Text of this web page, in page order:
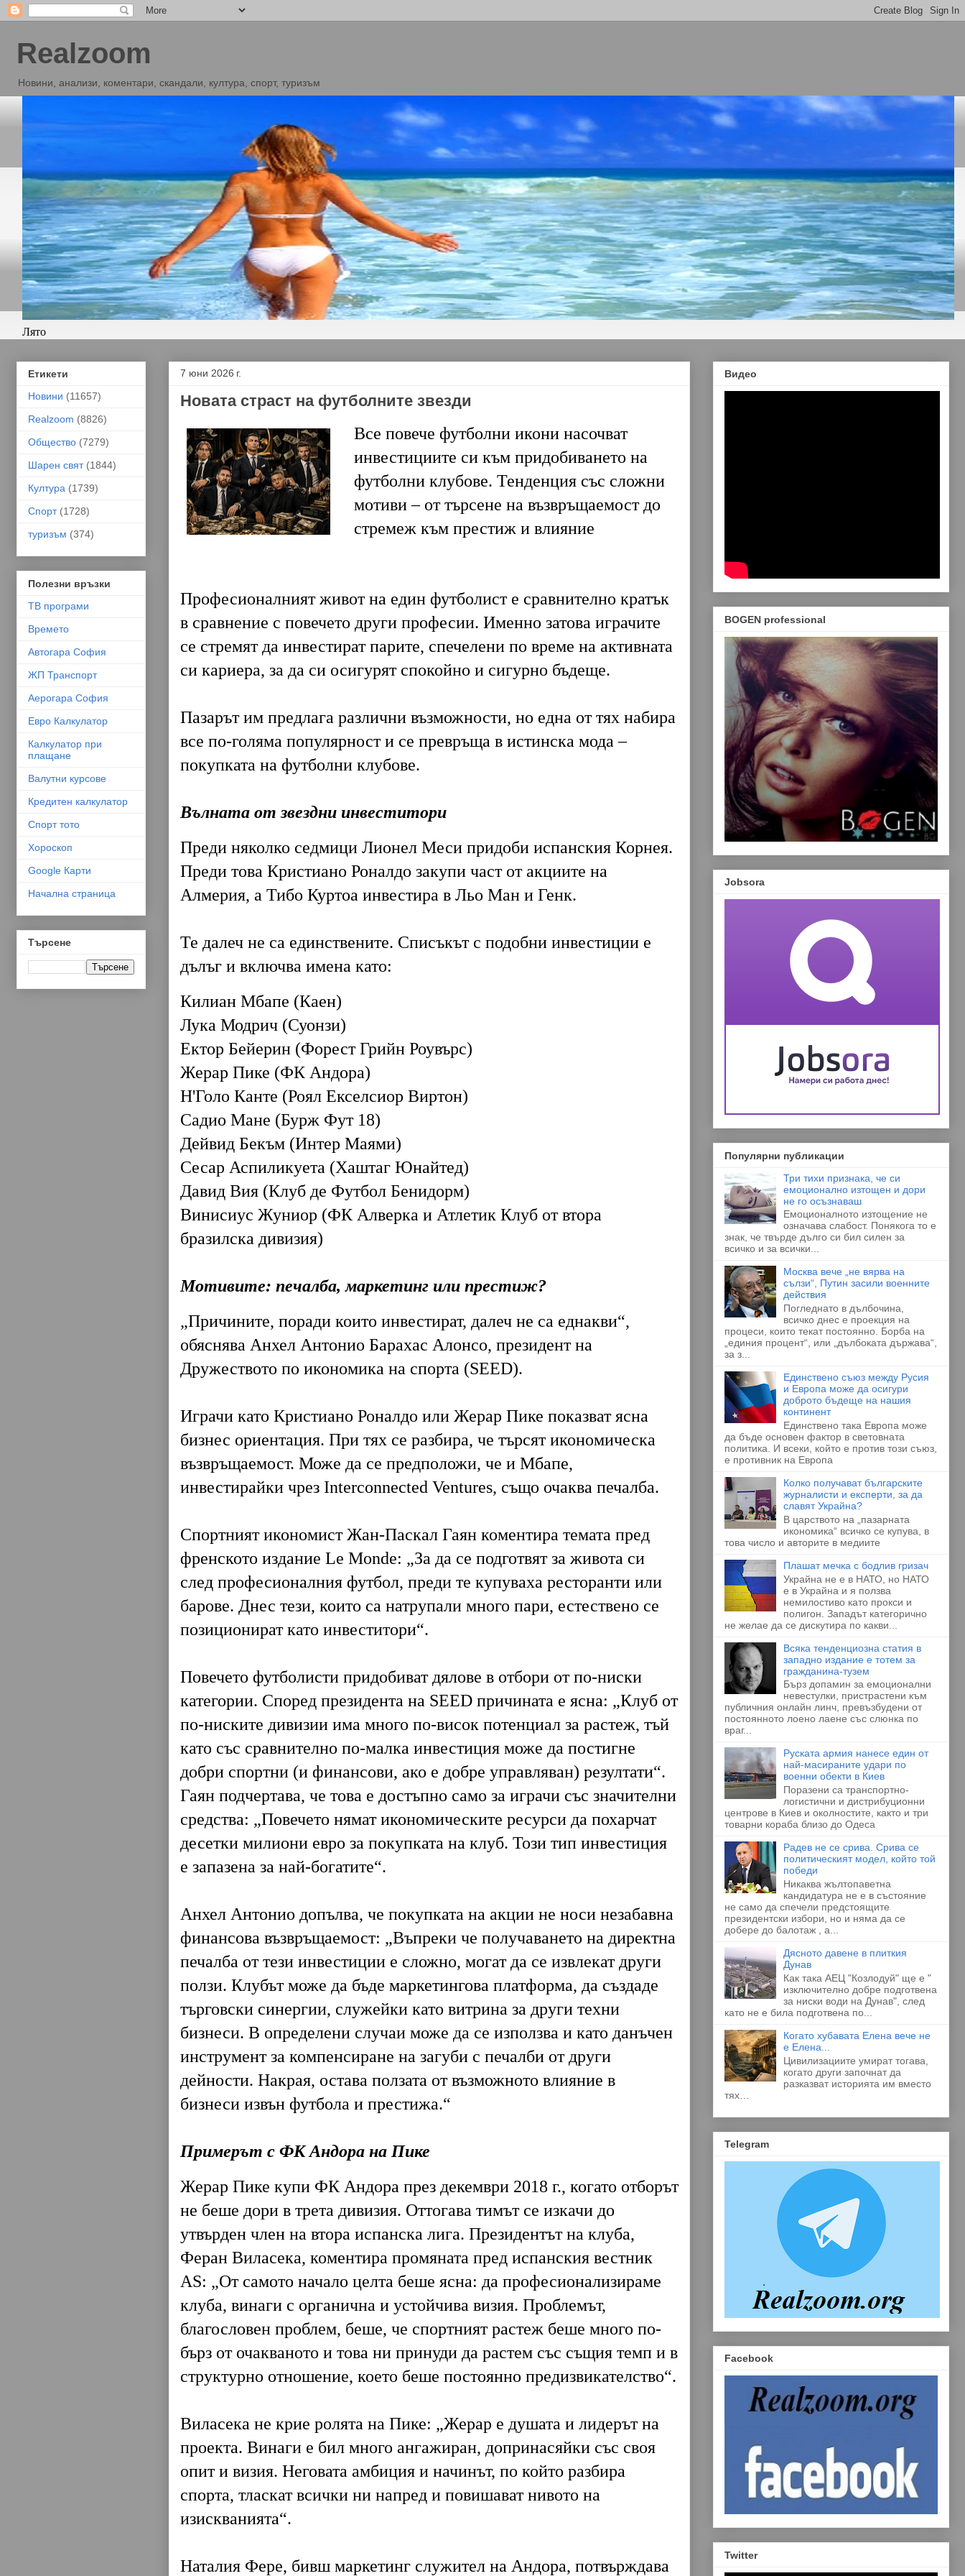
Realzoom
Новини, анализи, коментари, скандали, култура, спорт, туризъм
Лято
7 юни 2026 г.
Новата страст на футболните звезди
Все повече футболни икони насочват
инвестициите си към придобиването на
футболни клубове. Тенденция със сложни
мотиви – от търсене на възвръщаемост до
стремеж към престиж и влияние
Професионалният живот на един футболист е сравнително кратък
в сравнение с повечето други професии. Именно затова играчите
се стремят да инвестират парите, спечелени по време на активната
си кариера, за да си осигурят спокойно и сигурно бъдеще.
Пазарът им предлага различни възможности, но една от тях набира
все по-голяма популярност и се превръща в истинска мода –
покупката на футболни клубове.
Вълната от звездни инвеститори
Преди няколко седмици Лионел Меси придоби испанския Корнея.
Преди това Кристиано Роналдо закупи част от акциите на
Алмерия, а Тибо Куртоа инвестира в Льо Ман и Генк.
Те далеч не са единствените. Списъкът с подобни инвестиции е
дълъг и включва имена като:
Килиан Мбапе (Каен)
Лука Модрич (Суонзи)
Ектор Бейерин (Форест Грийн Роувърс)
Жерар Пике (ФК Андора)
Н'Голо Канте (Роял Екселсиор Виртон)
Садио Мане (Бурж Фут 18)
Дейвид Бекъм (Интер Маями)
Сесар Аспиликуета (Хаштаг Юнайтед)
Давид Вия (Клуб де Футбол Бенидорм)
Винисиус Жуниор (ФК Алверка и Атлетик Клуб от втора
бразилска дивизия)
Мотивите: печалба, маркетинг или престиж?
„Причините, поради които инвестират, далеч не са еднакви“,
обяснява Анхел Антонио Барахас Алонсо, президент на
Дружеството по икономика на спорта (SEED).
Играчи като Кристиано Роналдо или Жерар Пике показват ясна
бизнес ориентация. При тях се разбира, че търсят икономическа
възвръщаемост. Може да се предположи, че и Мбапе,
инвестирайки чрез Interconnected Ventures, също очаква печалба.
Спортният икономист Жан-Паскал Гаян коментира темата пред
френското издание Le Monde: „За да се подготвят за живота си
след професионалния футбол, преди те купуваха ресторанти или
барове. Днес тези, които са натрупали много пари, естествено се
позиционират като инвеститори“.
Повечето футболисти придобиват дялове в отбори от по-ниски
категории. Според президента на SEED причината е ясна: „Клуб от
по-ниските дивизии има много по-висок потенциал за растеж, тъй
като със сравнително по-малка инвестиция може да постигне
добри спортни (и финансови, ако е добре управляван) резултати“.
Гаян подчертава, че това е достъпно само за играчи със значителни
средства: „Повечето нямат икономическите ресурси да похарчат
десетки милиони евро за покупката на клуб. Този тип инвестиция
е запазена за най-богатите“.
Анхел Антонио допълва, че покупката на акции не носи незабавна
финансова възвръщаемост: „Въпреки че получаването на директна
печалба от тези инвестиции е сложно, могат да се извлекат други
ползи. Клубът може да бъде маркетингова платформа, да създаде
търговски синергии, служейки като витрина за други техни
бизнеси. В определени случаи може да се използва и като данъчен
инструмент за компенсиране на загуби с печалби от други
дейности. Накрая, остава ползата от възможното влияние в
бизнеси извън футбола и престижа.“
Примерът с ФК Андора на Пике
Жерар Пике купи ФК Андора през декември 2018 г., когато отборът
не беше дори в трета дивизия. Оттогава тимът се изкачи до
утвърден член на втора испанска лига. Президентът на клуба,
Феран Виласека, коментира промяната пред испанския вестник
AS: „От самото начало целта беше ясна: да професионализираме
клуба, винаги с органична и устойчива визия. Проблемът,
благословен проблем, беше, че спортният растеж беше много по-
бърз от очакваното и това ни принуди да растем със същия темп и в
структурно отношение, което беше постоянно предизвикателство“.
Виласека не крие ролята на Пике: „Жерар е душата и лидерът на
проекта. Винаги е бил много ангажиран, допринасяйки със своя
опит и визия. Неговата амбиция и начинът, по който разбира
спорта, тласкат всички ни напред и повишават нивото на
изискванията“.
Наталия Фере, бивш маркетинг служител на Андора, потвърждава
Етикети
Новини (11657)
Realzoom (8826)
Общество (7279)
Шарен свят (1844)
Култура (1739)
Спорт (1728)
туризъм (374)
Полезни връзки
ТВ програми
Времето
Автогара София
ЖП Транспорт
Аерогара София
Евро Калкулатор
Калкулатор при
плащане
Валутни курсове
Кредитен калкулатор
Спорт тото
Хороскоп
Google Карти
Начална страница
Търсене
Видео
BOGEN professional
Jobsora
Популярни публикации
Три тихи признака, че си
емоционално изтощен и дори
не го осъзнаваш
Емоционалното изтощение не
означава слабост. Понякога то е
знак, че твърде дълго си бил силен за
всичко и за всички...
Москва вече „не вярва на
сълзи“, Путин засили военните
действия
Погледнато в дълбочина,
всичко днес е проекция на
процеси, които текат постоянно. Борба на
„единия процент“, или „дълбоката държава“,
за з...
Единствено съюз между Русия
и Европа може да осигури
доброто бъдеще на нашия
континент
Единствено така Европа може
да бъде основен фактор в световната
политика. И всеки, който е против този съюз,
е противник на Европа
Колко получават българските
журналисти и експерти, за да
славят Украйна?
В царството на „пазарната
икономика“ всичко се купува, в
това число и авторите в медиите
Плашат мечка с бодлив гризач
Украйна не е в НАТО, но НАТО
е в Украйна и я ползва
немилостиво като прокси и
полигон. Западът категорично
не желае да се дискутира по какви...
Всяка тенденциозна статия в
западно издание е тотем за
гражданина-тузем
Бърз допамин за емоционални
невестулки, пристрастени към
публичния онлайн линч, превъзбудени от
постоянното лоено лаене със слюнка по
враг...
Руската армия нанесе един от
най-масираните удари по
военни обекти в Киев
Поразени са транспортно-
логистични и дистрибуционни
центрове в Киев и околностите, както и три
товарни кораба близо до Одеса
Радев не се срива. Срива се
политическият модел, който той
победи
Никаква жълтопаветна
кандидатура не е в състояние
не само да спечели предстоящите
президентски избори, но и няма да се
добере до балотаж , а...
Дясното давене в плиткия
Дунав
Как така АЕЦ "Козлодуй" ще е "
изключително добре подготвена
за ниски води на Дунав", след
като не е била подготвена по...
Когато хубавата Елена вече не
е Елена...
Цивилизациите умират тогава,
когато други започнат да
разказват историята им вместо
тях…
Telegram
Facebook
Twitter